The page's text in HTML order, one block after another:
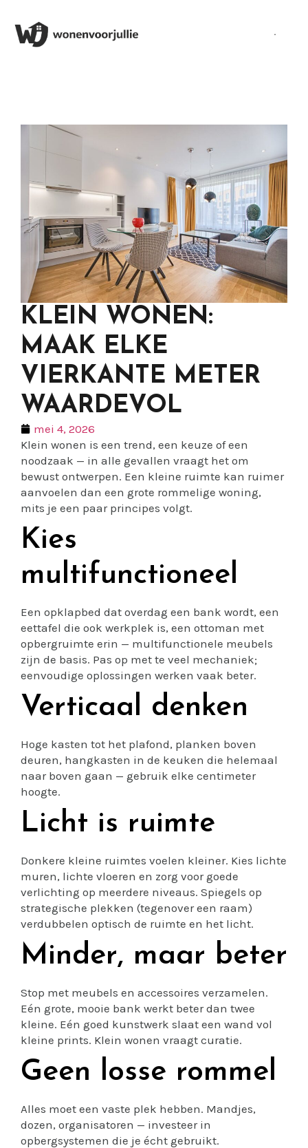
KLEIN WONEN:
MAAK ELKE
VIERKANTE METER
WAARDEVOL
mei 4, 2026
Klein wonen is een trend, een keuze of een
noodzaak — in alle gevallen vraagt het om
bewust ontwerpen. Een kleine ruimte kan ruimer
aanvoelen dan een grote rommelige woning,
mits je een paar principes volgt.
Kies
multifunctioneel
Een opklapbed dat overdag een bank wordt, een
eettafel die ook werkplek is, een ottoman met
opbergruimte erin — multifunctionele meubels
zijn de basis. Pas op met te veel mechaniek;
eenvoudige oplossingen werken vaak beter.
Verticaal denken
Hoge kasten tot het plafond, planken boven
deuren, hangkasten in de keuken die helemaal
naar boven gaan — gebruik elke centimeter
hoogte.
Licht is ruimte
Donkere kleine ruimtes voelen kleiner. Kies lichte
muren, lichte vloeren en zorg voor goede
verlichting op meerdere niveaus. Spiegels op
strategische plekken (tegenover een raam)
verdubbelen optisch de ruimte en het licht.
Minder, maar beter
Stop met meubels en accessoires verzamelen.
Eén grote, mooie bank werkt beter dan twee
kleine. Eén goed kunstwerk slaat een wand vol
kleine prints. Klein wonen vraagt curatie.
Geen losse rommel
Alles moet een vaste plek hebben. Mandjes,
dozen, organisatoren — investeer in
opbergsystemen die je écht gebruikt.